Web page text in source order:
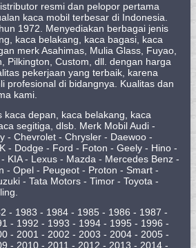
resmi dan pelopor pertama
kaca mobil terbesar di Indonesia.
1972. Menyediakan berbagai jenis
kaca belakang, kaca bagasi, kaca
merk Asahimas, Mulia Glass, Fuyao,
Pilkington, Custom, dll. dengan harga
pekerjaan yang terbaik, karena
profesional di bidangnya. Kualitas dan
kami.
kaca depan, kaca belakang, kaca
segitiga, dlsb. Merk Mobil Audi -
- Chevrolet - Chrysler - Daewoo -
- Dodge - Ford - Foton - Geely - Hino -
KIA - Lexus - Mazda - Mercedes Benz -
- Opel - Peugeot - Proton - Smart -
- Tata Motors - Timor - Toyota -
- 1983 - 1984 - 1985 - 1986 - 1987 -
- 1992 - 1993 - 1994 - 1995 - 1996 -
- 2001 - 2002 - 2003 - 2004 - 2005 -
- 2010 - 2011 - 2012 - 2013 - 2014 -